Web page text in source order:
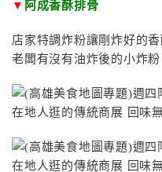
▼ 阿成香酥排骨
店家特調炸粉讓剛炸好的
老闆有沒有油炸後的小炸